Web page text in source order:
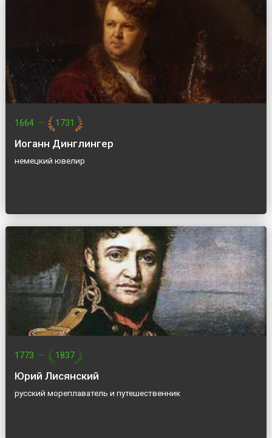
1664 — 1731
Иоганн Динглингер
немецкий ювелир
1773 — 1837
Юрий Лисянский
русский мореплаватель и путешественник